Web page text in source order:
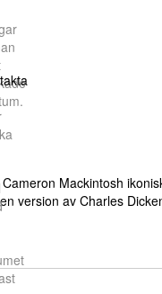
Mackintosh
version av Charles